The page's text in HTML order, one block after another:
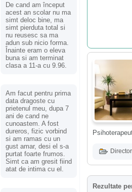
De cand am început
acest an scolar nu ma
simt deloc bine, ma
simt pierduta total si
nu reusesc sa ma
adun sub nicio forma.
Înainte eram o eleva
buna si am terminat
clasa a 11-a cu 9.96.
Am facut pentru prima
data dragoste cu
prietenul meu, dupa 7
ani de cand ne
cunoastem. A fost
dureros, fizic vorbind
si am ramas cu un
gust amar, desi el s-a
purtat foarte frumos.
Simt ca am gresit fiind
atat de intima cu el.
Rezultate